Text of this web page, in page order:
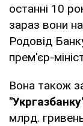
останні 10
зараз вони
Родовід
прем'єр-
Вона також
млрд.